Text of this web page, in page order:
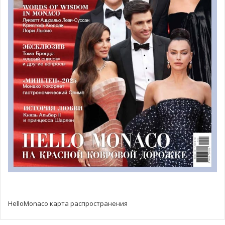
технического обслуживания TER в Ницце. Благодаря
улучшенному сервису пассажиропоток увеличился на
10%.
Шарль Леклер опубликовал
новые композиции
Монегасский гонщик Формулы-1 Шарль Леклер
порадовал фанатов релизом двух новых мелодий,
сыгранных на фортепиано. Звездный пилот поделился
записью «MC24», посвященной его триумфальной
победе на Гран-при Монако 2024 в своем аккаунте
Инстаграм.
карантина. В феврале 2024 года он успел
посотрудничать с французской пианисткой Софианой
HelloMonaco карта распространения